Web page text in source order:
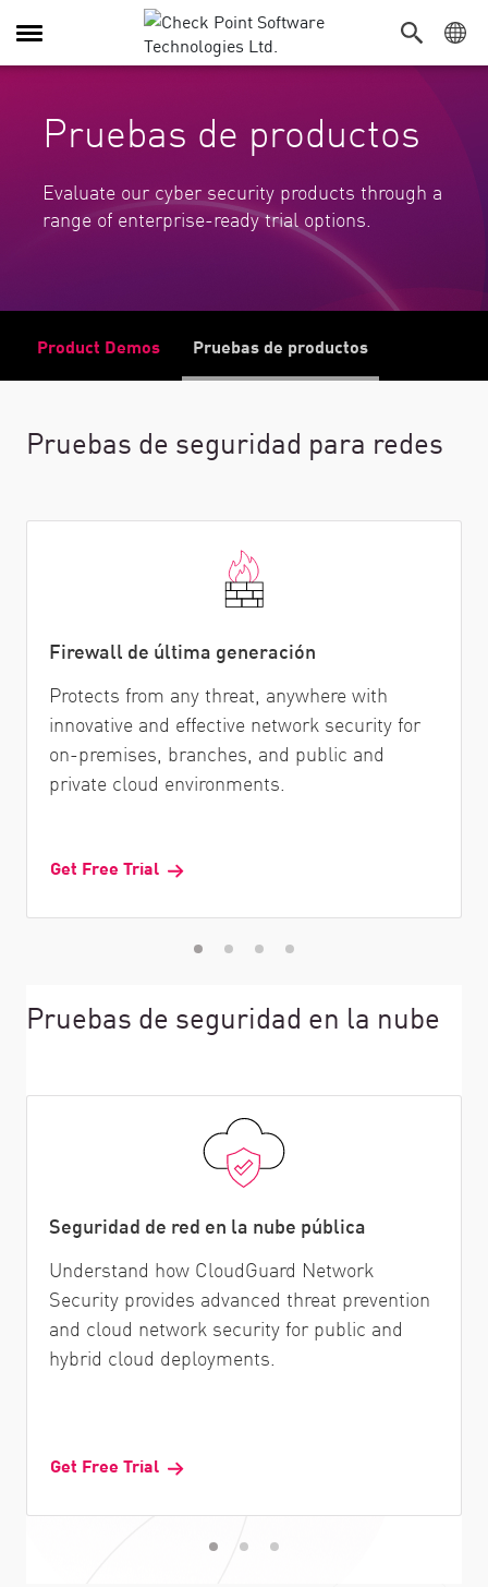
Alternar navegación
Pruebas de productos
Evaluate our cyber security products through a
range of enterprise-ready trial options.
Product Demos Pruebas de productos
Pruebas de seguridad para redes
Firewall de última generación
Protects from any threat, anywhere with
innovative and effective network security for
on-premises, branches, and public and
private cloud environments.
Get Free Trial
Pruebas de seguridad en la nube
Seguridad de red en la nube pública
Understand how CloudGuard Network
Security provides advanced threat prevention
and cloud network security for public and
hybrid cloud deployments.
Get Free Trial